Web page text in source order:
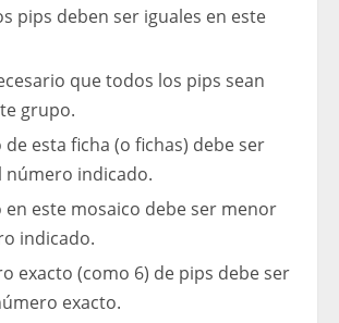
pips deben ser iguales en este
que todos los pips sean
grupo.
de esta ficha (o fichas) debe ser
número indicado.
en este mosaico debe ser menor
indicado.
exacto (como 6) de pips debe ser
exacto.